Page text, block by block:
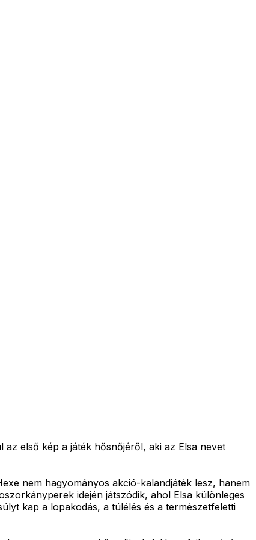
az első kép a játék hősnőjéről, aki az Elsa nevet
nem hagyományos akció-kalandjáték lesz, hanem
idején játszódik, ahol Elsa különleges
kap a lopakodás, a túlélés és a természetfeletti